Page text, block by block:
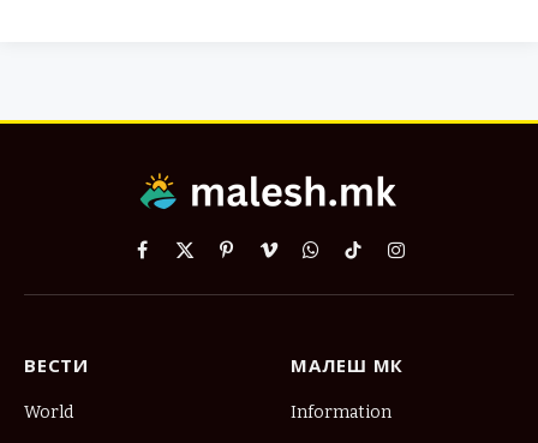
Facebook
X
PinterestVimeoWhatsApp
TikTokInstagram
ВЕСТИ
World
МАЛЕШ МК
Information